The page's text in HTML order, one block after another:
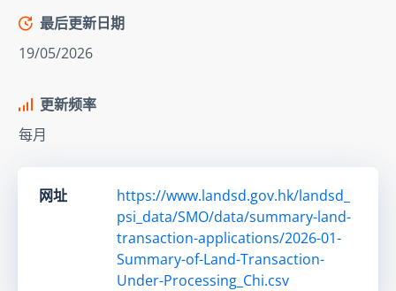
最后更新日期
19/05/2026
更新频率
每月
网址
https://www.landsd.gov.hk/landsd_
psi_data/SMO/data/summary-land-
transaction-applications/2026-01-
Summary-of-Land-Transaction-
Under-Processing_Chi.csv